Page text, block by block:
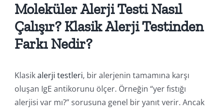
Moleküler Alerji Testi Nasıl
Çalışır? Klasik Alerji Testinden
Farkı Nedir?
Klasikalerji testleri, bir alerjenin tamamına karşı
oluşan IgE antikorunu ölçer. Örneğin “yer fıstığı
alerjisi var mı?” sorusuna genel bir yanıt verir. Ancak